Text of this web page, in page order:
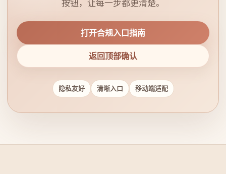
按钮，让每一步都更清楚。
打开合规入口指南
返回顶部确认
隐私友好 清晰入口 移动端适配